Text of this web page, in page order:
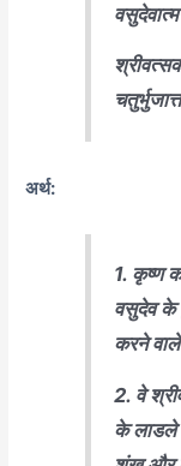
अर्थ:
1. कृष्ण
वसुदेव के
करने
2. वे
के लाडले